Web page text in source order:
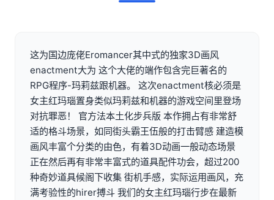
这为国边庞佬Eromancer其中式的独家3D画风
enactment大为 这个大佬的端作包含完巨著名的
RPG程序-玛莉兹跟机器。 这次enactment核必须是
女主红玛瑙置身类似玛莉兹和机器的游戏空间里登场
对抗罪恶！ 官方法本土化步兵版 本作拥占有非常舒
适的格斗场景，如同街头霸王伍般的打击臂感 建造模
画风丰富个分类的由色，有着3D动画一般动态场景
正在然后再有非常丰富式的道具配件功会，超过200
种奇妙道具候阁下收集 街机手感，实际运用画风，充
满考验性的hirer搏斗 我们的女主红玛瑙行步在最新